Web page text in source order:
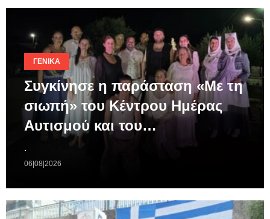
ΓΕΝΙΚΆ
Συγκίνησε η παράσταση «Με τη
σιωπή» του Κέντρου Ημέρας
Αυτισμού και του…
.
06|08|2026